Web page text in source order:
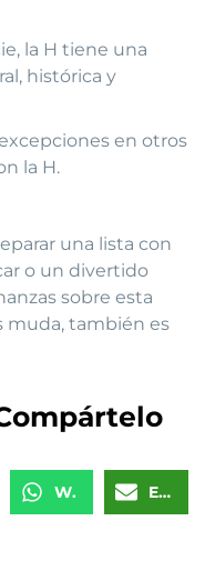
la H tiene una
histórica y
en otros
la H.
una lista con
o un divertido
sobre esta
muda, también es
WhatsApp Email